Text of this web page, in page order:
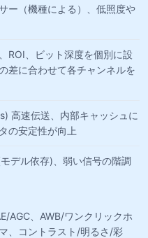
ー（機種による）、低照度や
ROI、ビット深度を個別に設
差に合わせて各チャンネルを
高速伝送、内部キャッシュに
の安定性が向上
デル依存)、弱い信号の階調
AGC、AWB/ワンクリックホ
、コントラスト/明るさ/彩